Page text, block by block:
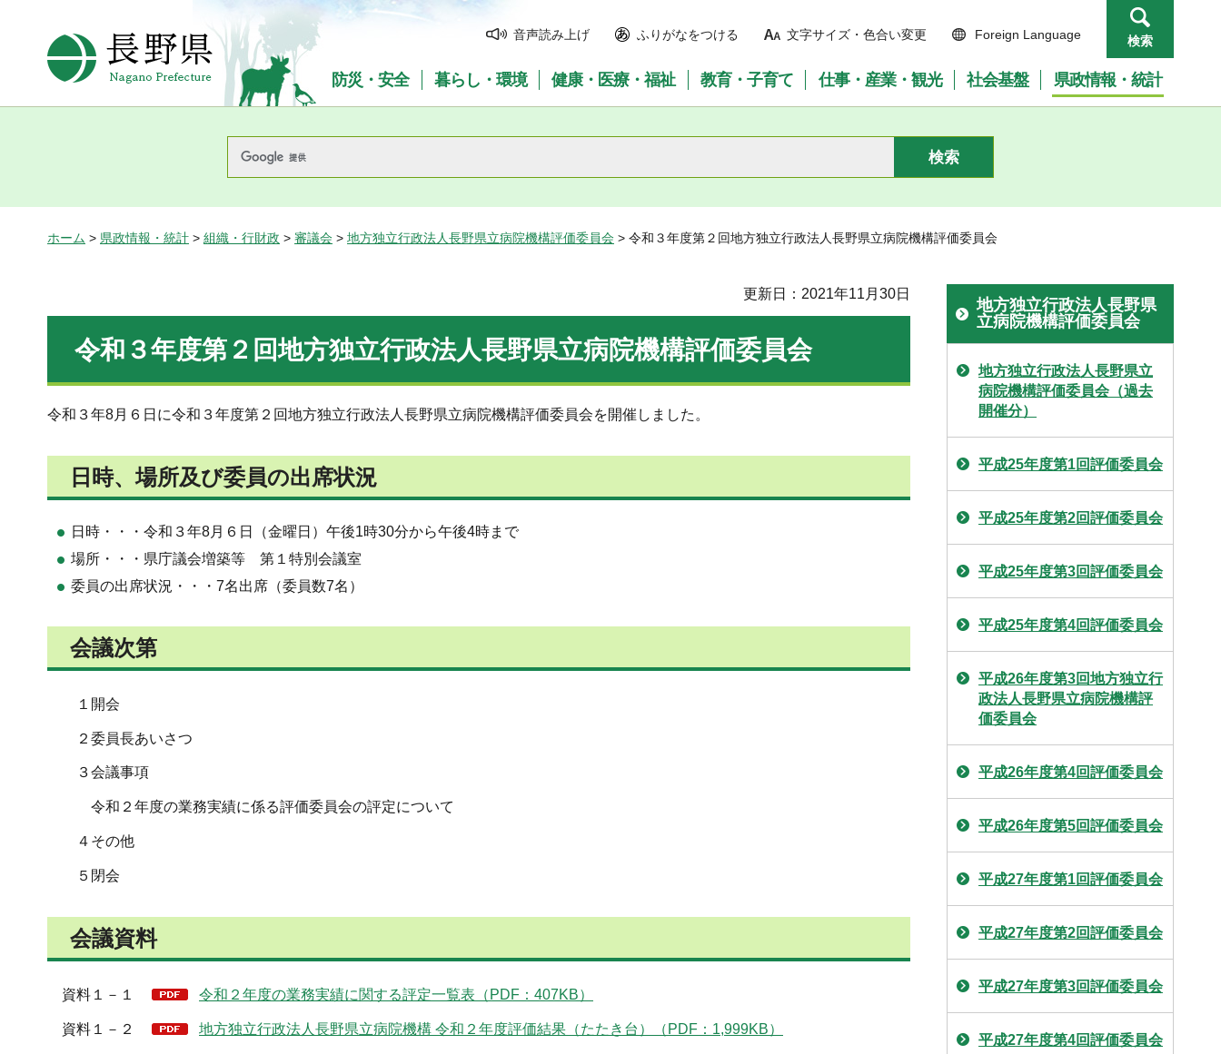
長野県Nagano Prefecture
音声読み上げ ふりがなをつける 文字サイズ・色合い変更 Foreign Language 検索
防災・安全 暮らし・環境 健康・医療・福祉 教育・子育て 仕事・産業・観光 社会基盤 県政情報・統計
ホーム > 県政情報・統計 > 組織・行財政 > 審議会 > 地方独立行政法人長野県立病院機構評価委員会 > 令和３年度第２回地方独立行政法人長野県立病院機構評価委員会
更新日：2021年11月30日
令和３年度第２回地方独立行政法人長野県立病院機構評価委員会
令和３年8月６日に令和３年度第２回地方独立行政法人長野県立病院機構評価委員会を開催しました。
日時、場所及び委員の出席状況
日時・・・令和３年8月６日（金曜日）午後1時30分から午後4時まで
場所・・・県庁議会増築等 第１特別会議室
委員の出席状況・・・7名出席（委員数7名）
会議次第
１開会
２委員長あいさつ
３会議事項
令和２年度の業務実績に係る評価委員会の評定について
４その他
５閉会
会議資料
資料１－１ 令和２年度の業務実績に関する評定一覧表（PDF：407KB）
資料１－２ 地方独立行政法人長野県立病院機構 令和２年度評価結果（たたき台）（PDF：1,999KB）
地方独立行政法人長野県
立病院機構評価委員会
地方独立行政法人長野県立
病院機構評価委員会（過去
開催分）
平成25年度第1回評価委員会
平成25年度第2回評価委員会
平成25年度第3回評価委員会
平成25年度第4回評価委員会
平成26年度第3回地方独立行
政法人長野県立病院機構評
価委員会
平成26年度第4回評価委員会
平成26年度第5回評価委員会
平成27年度第1回評価委員会
平成27年度第2回評価委員会
平成27年度第3回評価委員会
平成27年度第4回評価委員会